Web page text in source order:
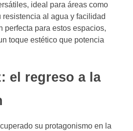
ideal para áreas como
resistencia al agua y facilidad
perfecta para estos espacios,
toque estético que potencia
el regreso a la
su protagonismo en la